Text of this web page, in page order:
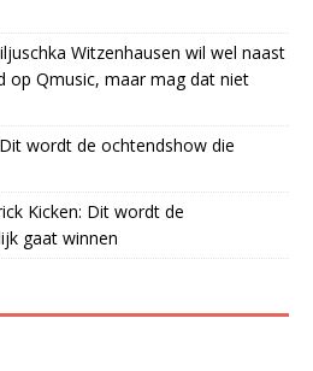
Witzenhausen wil wel naast
op Qmusic, maar mag dat niet
wordt de ochtendshow die
Kicken: Dit wordt de
gaat winnen